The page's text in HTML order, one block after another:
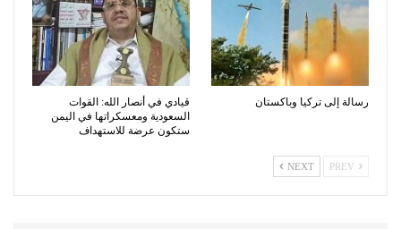
رسالة إلى تركيا وباكستان
قيادي في أنصار الله: القوات
السعودية ومعسكراتها في اليمن
ستكون عرضة للاستهداف
NEXT